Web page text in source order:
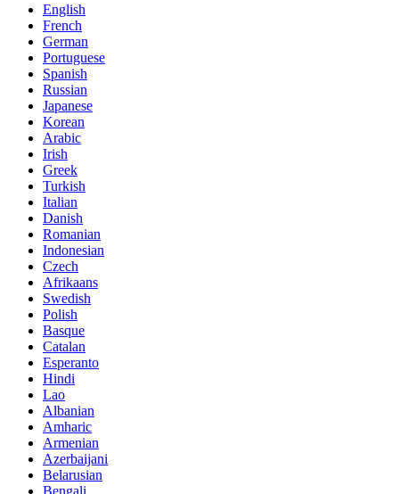
English
French
German
Portuguese
Spanish
Russian
Japanese
Korean
Arabic
Irish
Greek
Turkish
Italian
Danish
Romanian
Indonesian
Czech
Afrikaans
Swedish
Polish
Basque
Catalan
Esperanto
Hindi
Lao
Albanian
Amharic
Armenian
Azerbaijani
Belarusian
Bengali